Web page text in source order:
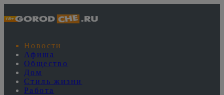
Новости
Афиша
Общество
Дом
Стиль жизни
Работа